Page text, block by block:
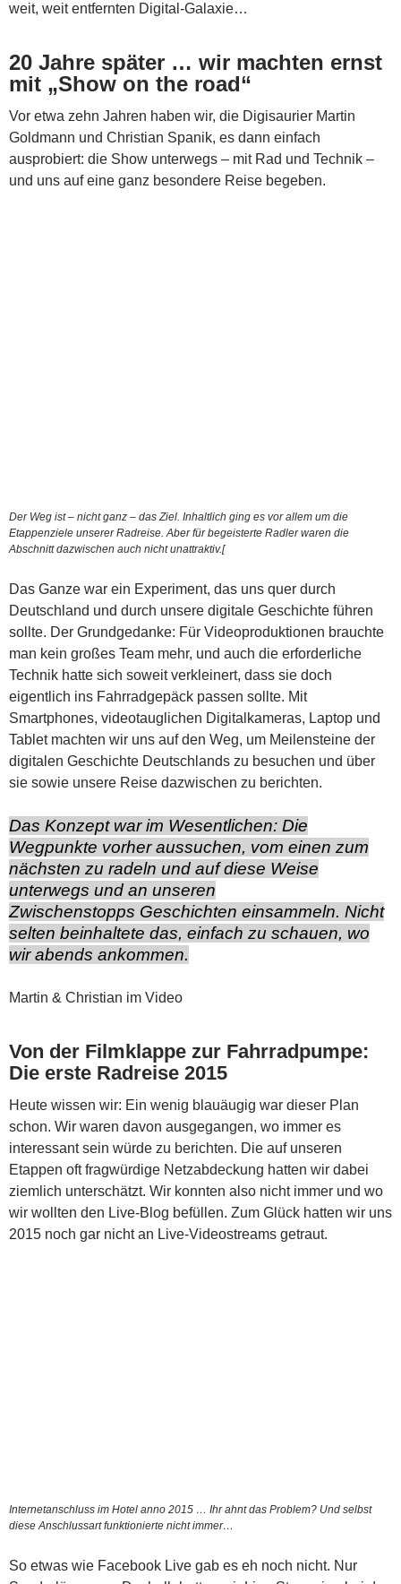
weit, weit entfernten Digital-Galaxie…
20 Jahre später … wir machten ernst
mit „Show on the road“
Vor etwa zehn Jahren haben wir, die Digisaurier Martin
Goldmann und Christian Spanik, es dann einfach
ausprobiert: die Show unterwegs – mit Rad und Technik –
und uns auf eine ganz besondere Reise begeben.
Der Weg ist – nicht ganz – das Ziel. Inhaltlich ging es vor allem um die
Etappenziele unserer Radreise. Aber für begeisterte Radler waren die
Abschnitt dazwischen auch nicht unattraktiv.[
Das Ganze war ein Experiment, das uns quer durch
Deutschland und durch unsere digitale Geschichte führen
sollte. Der Grundgedanke: Für Videoproduktionen brauchte
man kein großes Team mehr, und auch die erforderliche
Technik hatte sich soweit verkleinert, dass sie doch
eigentlich ins Fahrradgepäck passen sollte. Mit
Smartphones, videotauglichen Digitalkameras, Laptop und
Tablet machten wir uns auf den Weg, um Meilensteine der
digitalen Geschichte Deutschlands zu besuchen und über
sie sowie unsere Reise dazwischen zu berichten.
Das Konzept war im Wesentlichen: Die
Wegpunkte vorher aussuchen, vom einen zum
nächsten zu radeln und auf diese Weise
unterwegs und an unseren
Zwischenstopps Geschichten einsammeln. Nicht
selten beinhaltete das, einfach zu schauen, wo
wir abends ankommen.
Martin & Christian im Video
Von der Filmklappe zur Fahrradpumpe:
Die erste Radreise 2015
Heute wissen wir: Ein wenig blauäugig war dieser Plan
schon. Wir waren davon ausgegangen, wo immer es
interessant sein würde zu berichten. Die auf unseren
Etappen oft fragwürdige Netzabdeckung hatten wir dabei
ziemlich unterschätzt. Wir konnten also nicht immer und wo
wir wollten den Live-Blog befüllen. Zum Glück hatten wir uns
2015 noch gar nicht an Live-Videostreams getraut.
Internetanschluss im Hotel anno 2015 … Ihr ahnt das Problem? Und selbst
diese Anschlussart funktionierte nicht immer…
So etwas wie Facebook Live gab es eh noch nicht. Nur